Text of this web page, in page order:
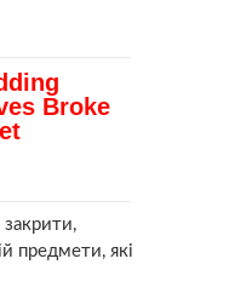
закрити,
предмети, які